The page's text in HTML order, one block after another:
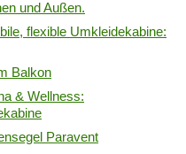
und Außen.
flexible Umkleidekabine:
Balkon
& Wellness:
Paravent